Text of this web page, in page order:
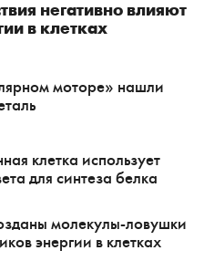
негативно влияют
в клетках
моторе» нашли
клетка использует
для синтеза белка
молекулы-ловушки
энергии в клетках